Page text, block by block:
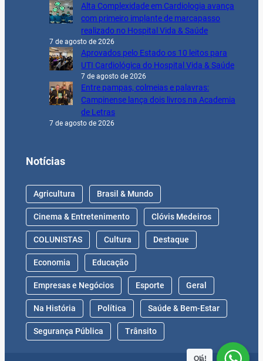
Alta Complexidade em Cardiologia avança
com primeiro implante de marcapasso
realizado no Hospital Vida & Saúde
7 de agosto de 2026
Aprovados pelo Estado os 10 leitos para
UTI Cardiológica do Hospital Vida & Saúde
7 de agosto de 2026
Entre pampas, colmeias e palavras:
Campinense lança dois livros na Academia
de Letras
7 de agosto de 2026
Notícias
Agricultura Brasil & Mundo
Cinema & Entretenimento Clóvis Medeiros
COLUNISTAS Cultura Destaque
Economia Educação
Empresas e Negócios Esporte Geral
Na História Política Saúde & Bem-Estar
Segurança Pública Trânsito
Olá!